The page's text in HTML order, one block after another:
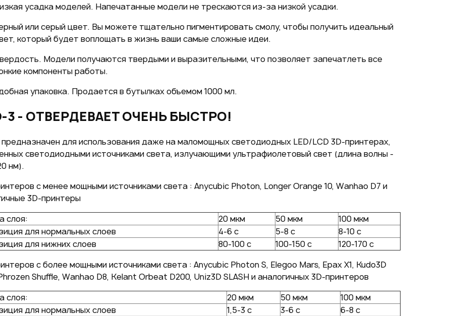
усадка моделей. Напечатанные модели не трескаются из-за низкой усадки.
или серый цвет. Вы можете тщательно пигментировать смолу, чтобы получить идеальный
который будет воплощать в жизнь ваши самые сложные идеи.
Модели получаются твердыми и выразительными, что позволяет запечатлеть все
компоненты работы.
упаковка. Продается в бутылках объемом 1000 мл.
3 - ОТВЕРДЕВАЕТ ОЧЕНЬ БЫСТРО!
предназначен для использования даже на маломощных светодиодных LED/LCD 3D-принтерах,
светодиодными источниками света, излучающими ультрафиолетовый свет (длина волны -
нм).
с менее мощными источниками света : Anycubic Photon, Longer Orange 10, Wanhao D7 и
3D-принтеры
слоя:
20 мкм 50 мкм
100 мкм
для нормальных слоев
4-6 с 5-8 с
8-10 с
длянижних слоев 80-100 с 100-150 с
120-170 с
с более мощными источниками света : Anycubic Photon S, Elegoo Mars, Epax X1, Kudo3D
Shuffle, Wanhao D8, Kelant Orbeat D200, Uniz3D SLASH и аналогичных 3D-принтеров
слоя:
20 мкм 50 мкм
100 мкм
для нормальных слоев
1,5-3 с 3-6 с
6-8 с